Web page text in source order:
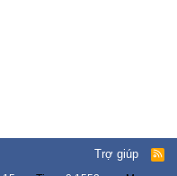
Trợ giúp
R